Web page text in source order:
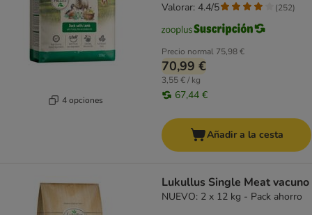
4 opciones
Precio normal 75,98 €
70,99 €
3,55 € / kg
67,44 €
Valorar: 4.4/5 (252)
Añadir a la cesta
Lukullus Single Meat vacuno
NUEVO: 2 x 12 kg - Pack ahorro